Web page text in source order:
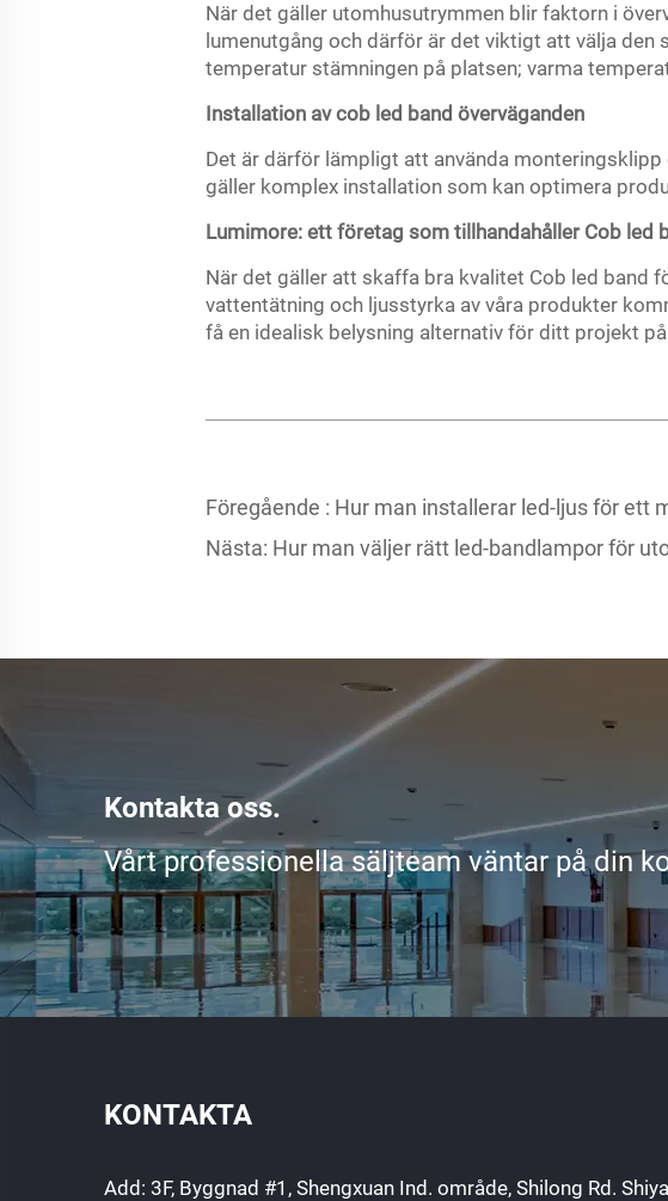
När det gäller utomhusutrymmen blir faktorn i
lumenutgång och därför är det viktigt att välja
temperatur stämningen på platsen; varma
Installation av cob led band överväganden
Det är därför lämpligt att använda
gäller komplex installation som kan optimera
Lumimore: ett företag som tillhandahåller Cob led
När det gäller att skaffa bra kvalitet Cob led band
vattentätning och ljusstyrka av våra produkter
få en idealisk belysning alternativ för ditt projekt
Föregående : Hur man installerar led-ljus för ett
Nästa: Hur man väljer rätt led-bandlampor för
Kontakta oss.
Vårt professionella säljteam väntar på din
KONTAKTA
Add: 3F, Byggnad #1, Shengxuan Ind. område, Shilong Rd.